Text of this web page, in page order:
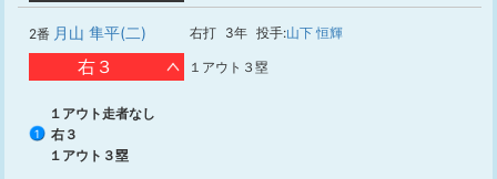
2番 月山 隼平(二) 右打 3年 投手:山下 恒輝
右３ １アウト３塁
１アウト走者なし
1
右３
１アウト３塁